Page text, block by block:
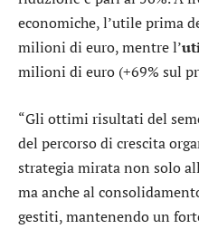
economiche, l’utile prima
milioni di euro, mentre l’
milioni di euro (+69% sul
“Gli ottimi risultati del
del percorso di crescita
strategia mirata non solo
ma anche al
gestiti, mantenendo un